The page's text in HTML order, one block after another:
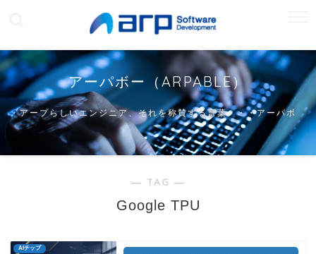
アーパボー（ARPABLE）
アープらしいエンジニア、それを称賛する言葉・・・アーパボ
ー
― TAG ―
Google TPU
AIチップ